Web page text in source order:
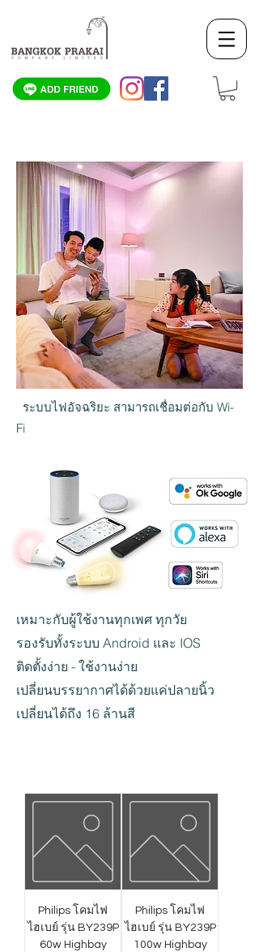
ระบบไฟอัจฉริยะ สามารถเชื่อมต่อกับ Wi-
Fi
เหมาะกับผู้ใช้งานทุกเพศ ทุกวัย
รองรับทั้งระบบ Android และ IOS
ติดตั้งง่าย - ใช้งานง่าย
เปลี่ยนบรรยากาศได้ด้วยแค่ปลายนิ้ว
เปลี่ยนได้ถึง 16 ล้านสี
Philips โคมไฟ
ไฮเบย์ รุ่น BY239P
60w Highbay
Philips โคมไฟ
ไฮเบย์ รุ่น BY239P
100w Highbay